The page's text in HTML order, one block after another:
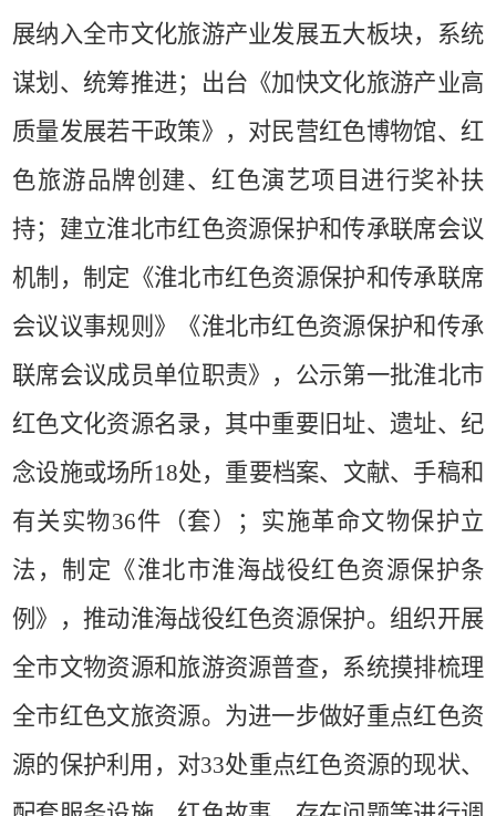
展纳入全市文化旅游产业发展五大板块，系统
谋划、统筹推进；出台《加快文化旅游产业高
质量发展若干政策》，对民营红色博物馆、红
色旅游品牌创建、红色演艺项目进行奖补扶
持；建立淮北市红色资源保护和传承联席会议
机制，制定《淮北市红色资源保护和传承联席
会议议事规则》《淮北市红色资源保护和传承
联席会议成员单位职责》，公示第一批淮北市
红色文化资源名录，其中重要旧址、遗址、纪
念设施或场所18处，重要档案、文献、手稿和
有关实物36件（套）；实施革命文物保护立
法，制定《淮北市淮海战役红色资源保护条
例》，推动淮海战役红色资源保护。组织开展
全市文物资源和旅游资源普查，系统摸排梳理
全市红色文旅资源。为进一步做好重点红色资
源的保护利用，对33处重点红色资源的现状、